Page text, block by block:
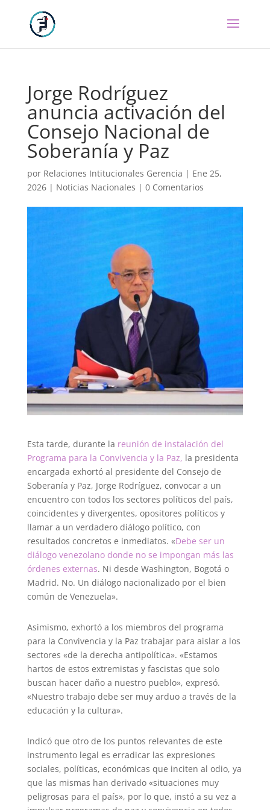
Jorge Rodríguez
anuncia activación del
Consejo Nacional de
Soberanía y Paz
por Relaciones Intitucionales Gerencia | Ene 25,
2026| Noticias Nacionales | 0 Comentarios
Esta tarde, durante la reunión de instalación del
Programa para la Convivencia y la Paz, la presidenta
encargada exhortó al presidente del Consejo de
Soberanía y Paz, Jorge Rodríguez, convocar a un
encuentro con todos los sectores políticos del país,
coincidentes y divergentes, opositores políticos y
llamar a un verdadero diálogo político, con
resultados concretos e inmediatos. «Debe ser un
diálogo venezolano donde no se impongan más las
órdenes externas. Ni desde Washington, Bogotá o
Madrid. No. Un diálogo nacionalizado por el bien
común de Venezuela».
Asimismo, exhortó a los miembros del programa
para la Convivencia y la Paz trabajar para aislar a los
sectores «de la derecha antipolítica». «Estamos
hartos de estos extremistas y fascistas que solo
buscan hacer daño a nuestro pueblo», expresó.
«Nuestro trabajo debe ser muy arduo a través de la
educación y la cultura».
Indicó que otro de los puntos relevantes de este
instrumento legal es erradicar las expresiones
sociales, políticas, económicas que inciten al odio, ya
que las mismas han derivado «situaciones muy
peligrosas para el país», por lo que, instó a su vez a